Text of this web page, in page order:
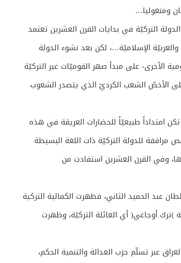
ومنغوليا…
التركيّة في بدايات القرن العشرين تعتمد
الإسلاميّة…، لكن بعد نشوء الدولة
الأخرى- على مبدأ صهر القوميّات غير التركيّة
الأخصّ الشعب الكرديّ الذي يتصدر الشعوب
امتداداً طبيعيّاً للحضارات العريقة في هذه
للدولة التركيّة ذات اللغة البسيطة
وفي القرن العشرين استفادت من
عبد الحميد الثاني، فظهرت الكمالية التركية
)ترك أوجاغي( أي العائلة التركيّة، وظهرت
عبر تسلّم حزب العدالة والتنمية الحكم،